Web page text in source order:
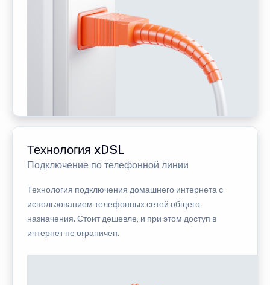
Технология xDSL
Подключение по телефонной линии
Технология подключения домашнего интернета с
использованием телефонных сетей общего
назначения. Стоит дешевле, и при этом доступ в
интернет не ограничен.